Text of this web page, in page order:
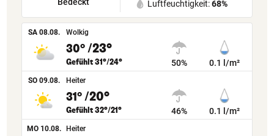
Luftfeuchtigkeit:68%
SA 08.08. Wolkig
30°/23°
Gefühlt 31°/24° 50% 0.1 l/m²
SO 09.08. Heiter
31°/20°
Gefühlt 32°/21° 46% 0.1 l/m²
MO 10.08. Heiter